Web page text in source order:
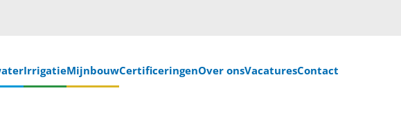
IrrigatieMijnbouwCertificeringenOver onsVacaturesContact